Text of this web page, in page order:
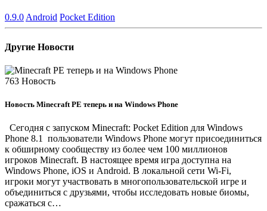
0.9.0 Android Pocket Edition
Другие Новости
763 Новость
Новость Minecraft PE теперь и на Windows Phone
Сегодня с запуском Minecraft: Pocket Edition для Windows
Phone 8.1 пользователи Windows Phone могут присоединиться
к обширному сообществу из более чем 100 миллионов
игроков Minecraft. В настоящее время игра доступна на
Windows Phone, iOS и Android. В локальной сети Wi-Fi,
игроки могут участвовать в многопользовательской игре и
объединиться с друзьями, чтобы исследовать новые биомы,
сражаться с…